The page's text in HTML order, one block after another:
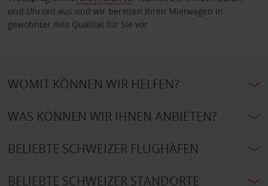
und Uhrzeit aus und wir bereiten Ihren Mietwagen in
gewohnter Avis Qualität für Sie vor.
WOMIT KÖNNEN WIR HELFEN?
WAS KÖNNEN WIR IHNEN ANBIETEN?
BELIEBTE SCHWEIZER FLUGHÄFEN
BELIEBTE SCHWEIZER STANDORTE